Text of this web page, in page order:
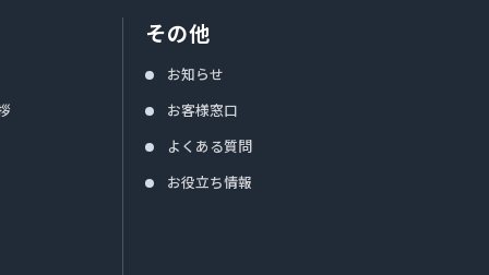
その他
お知らせ
お客様窓口
よくある質問
お役立ち情報